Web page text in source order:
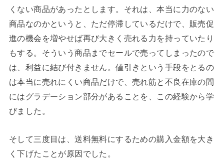
くない商品があったとします。それは、本当に力のない
商品なのかというと、ただ停滞しているだけで、販売促
進の機会を増やせば再び大きく売れる力を持っていたり
もする。そういう商品までセールで売ってしまったので
は、利益に結び付きません。値引きという手段をとるの
は本当に売れにくい商品だけで、売れ筋と不良在庫の間
にはグラデーション部分があることを、この経験から学
びました。
そして三度目は、送料無料にするための購入金額を大き
く下げたことが原因でした。